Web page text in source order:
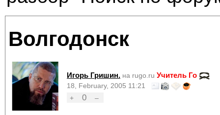
Волгодонск
Игорь Гришин. на rugo.ru Учитель Го
18, February, 2005 11:21
+
0 –